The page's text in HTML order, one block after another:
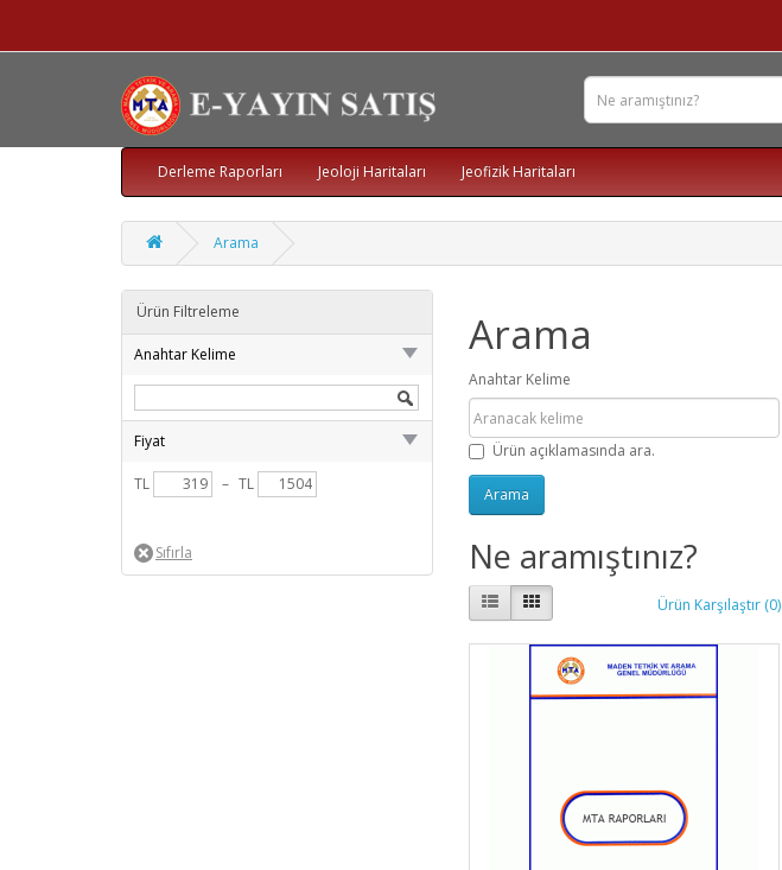
Derleme Raporları Jeoloji Haritaları Jeofizik Haritaları
Arama
Ürün Filtreleme
Anahtar Kelime
Fiyat
TL – TL
Arama
Anahtar Kelime
Ürün açıklamasında ara.
Ne aramıştınız?
Ürün Karşılaştır (0)